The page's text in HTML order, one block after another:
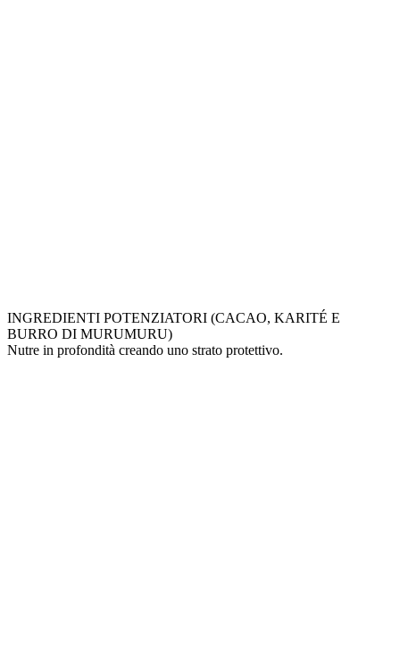
INGREDIENTI POTENZIATORI (CACAO, KARITÉ E
BURRO DI MURUMURU)
Nutre in profondità creando uno strato protettivo.